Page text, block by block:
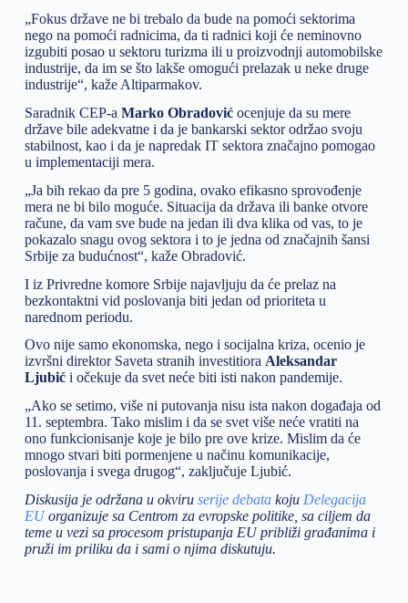
„Fokus države ne bi trebalo da bude na pomoći sektorima
nego na pomoći radnicima, da ti radnici koji će neminovno
izgubiti posao u sektoru turizma ili u proizvodnji automobilske
industrije, da im se što lakše omogući prelazak u neke druge
industrije“, kaže Altiparmakov.
Saradnik CEP-a Marko Obradovićocenjuje da su mere
države bile adekvatne i da je bankarski sektor održao svoju
stabilnost, kao i da je napredak IT sektora značajno pomogao
u implementaciji mera.
„Ja bih rekao da pre 5 godina, ovako efikasno sprovođenje
mera ne bi bilo moguće. Situacija da država ili banke otvore
račune, da vam sve bude na jedan ili dva klika od vas, to je
pokazalo snagu ovog sektora i to je jedna od značajnih šansi
Srbije za budućnost“, kaže Obradović.
I iz Privredne komore Srbije najavljuju da će prelaz na
bezkontaktni vid poslovanja biti jedan od prioriteta u
narednom periodu.
Ovo nije samo ekonomska, nego i socijalna kriza, ocenio je
izvršni direktor Saveta stranih investitiora Aleksandar
Ljubići očekuje da svet neće biti isti nakon pandemije.
„Ako se setimo, više ni putovanja nisu ista nakon događaja od
11. septembra. Tako mislim i da se svet više neće vratiti na
ono funkcionisanje koje je bilo pre ove krize. Mislim da će
mnogo stvari biti pormenjene u načinu komunikacije,
poslovanja i svega drugog“, zaključuje Ljubić.
Diskusija je održana u okviru serije debatakoju Delegacija
EUorganizuje sa Centrom za evropske politike, sa ciljem da
teme u vezi sa procesom pristupanja EU približi građanima i
pruži im priliku da i sami o njima diskutuju.